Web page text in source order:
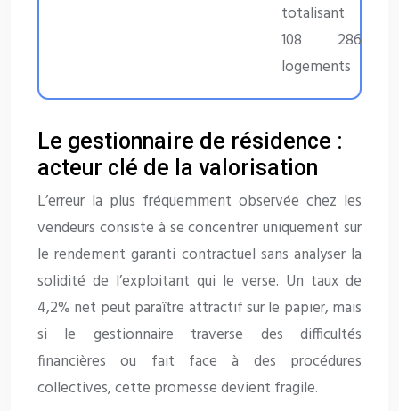
totalisant
108 286
logements
Le gestionnaire de résidence :
acteur clé de la valorisation
L’erreur la plus fréquemment observée chez les
vendeurs consiste à se concentrer uniquement sur
le rendement garanti contractuel sans analyser la
solidité de l’exploitant qui le verse. Un taux de
4,2% net peut paraître attractif sur le papier, mais
si le gestionnaire traverse des difficultés
financières ou fait face à des procédures
collectives, cette promesse devient fragile.